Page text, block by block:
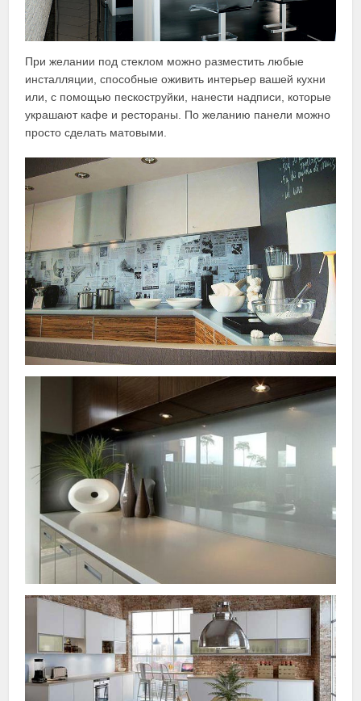
При желании под стеклом можно разместить любые
инсталляции, способные оживить интерьер вашей кухни
или, с помощью пескоструйки, нанести надписи, которые
украшают кафе и рестораны. По желанию панели можно
просто сделать матовыми.